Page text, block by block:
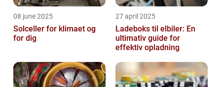
08 june 2025
Solceller for klimaet og
for dig
27 april 2025
Ladeboks til elbiler: En
ultimativ guide for
effektiv opladning